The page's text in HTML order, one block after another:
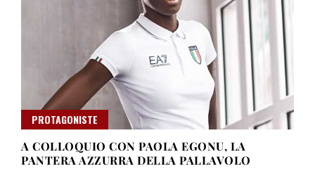
PROTAGONISTE
A COLLOQUIO CON PAOLA EGONU, LA
PANTERA AZZURRA DELLA PALLAVOLO